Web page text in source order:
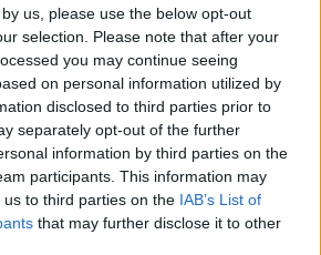
us, please use the below opt-out
selection. Please note that after your
you may continue seeing
on personal information utilized by
disclosed to third parties prior to
separately opt-out of the further
information by third parties on the
participants. This information may
to third parties on the IAB’s List of
that may further disclose it to other
Nyugati GSM
Ft (használt)